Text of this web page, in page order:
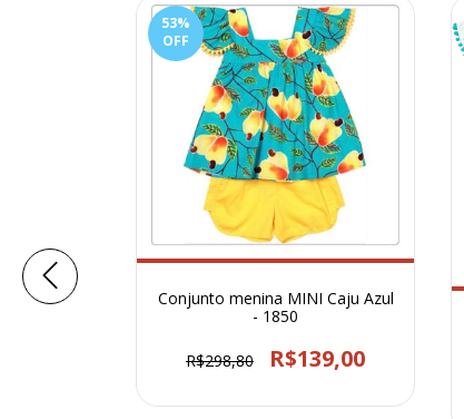
53%
OFF
Conjunto menina MINI Caju Azul
- 1850
R$298,80 R$139,00